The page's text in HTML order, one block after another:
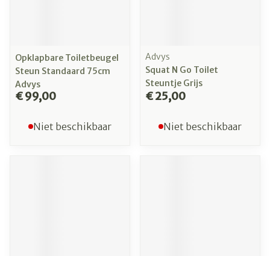
Opklapbare Toiletbeugel
Steun Standaard 75cm
Advys
€ 99,00
Niet beschikbaar
Advys
Squat N Go Toilet
Steuntje Grijs
€ 25,00
Niet beschikbaar